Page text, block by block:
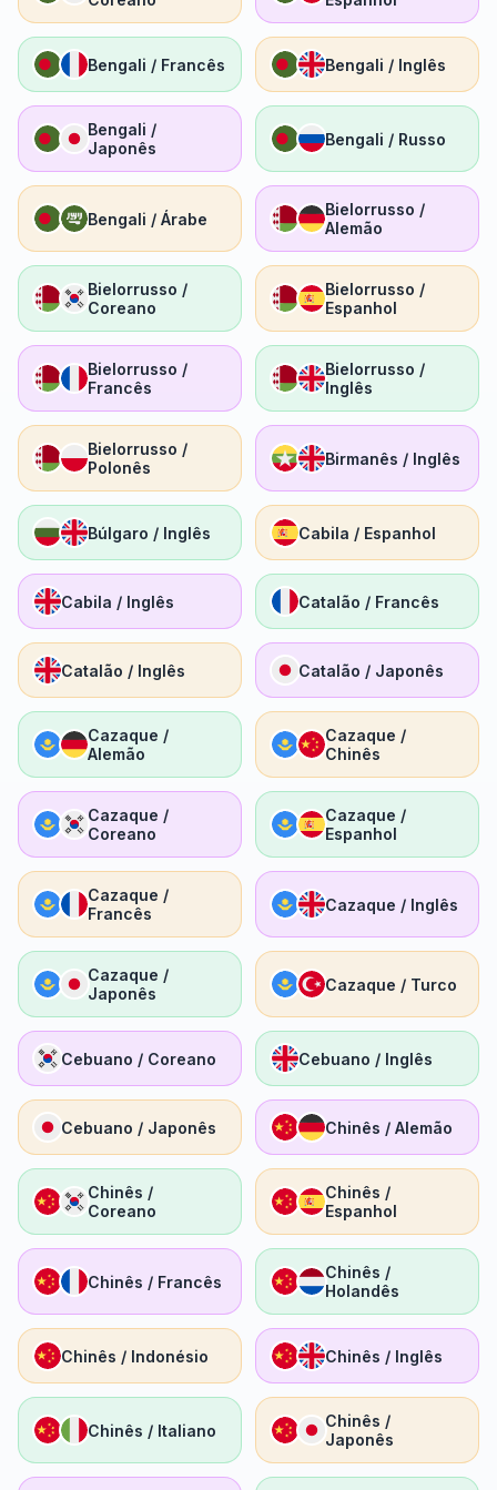
Bengali / Francês Bengali / Inglês
Bengali /
Japonês
Bengali / Russo
Bengali / Árabe
Bielorrusso /
Alemão
Bielorrusso /
Coreano
Bielorrusso /
Espanhol
Bielorrusso /
Francês
Bielorrusso /
Inglês
Bielorrusso /
Polonês
Birmanês / Inglês
Búlgaro / Inglês Cabila / Espanhol
Cabila / Inglês Catalão / Francês
Catalão / Inglês Catalão / Japonês
Cazaque /
Alemão
Cazaque /
Chinês
Cazaque /
Coreano
Cazaque /
Espanhol
Cazaque /
Francês
Cazaque / Inglês
Cazaque /
Japonês
Cazaque / Turco
Cebuano / Coreano Cebuano / Inglês
Cebuano / Japonês Chinês / Alemão
Chinês /
Coreano
Chinês /
Espanhol
Chinês / Francês
Chinês /
Holandês
Chinês / Indonésio Chinês / Inglês
Chinês / Italiano
Chinês /
Japonês